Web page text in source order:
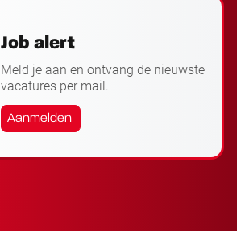
Job alert
Meld je aan en ontvang de nieuwste
vacatures per mail.
Aanmelden